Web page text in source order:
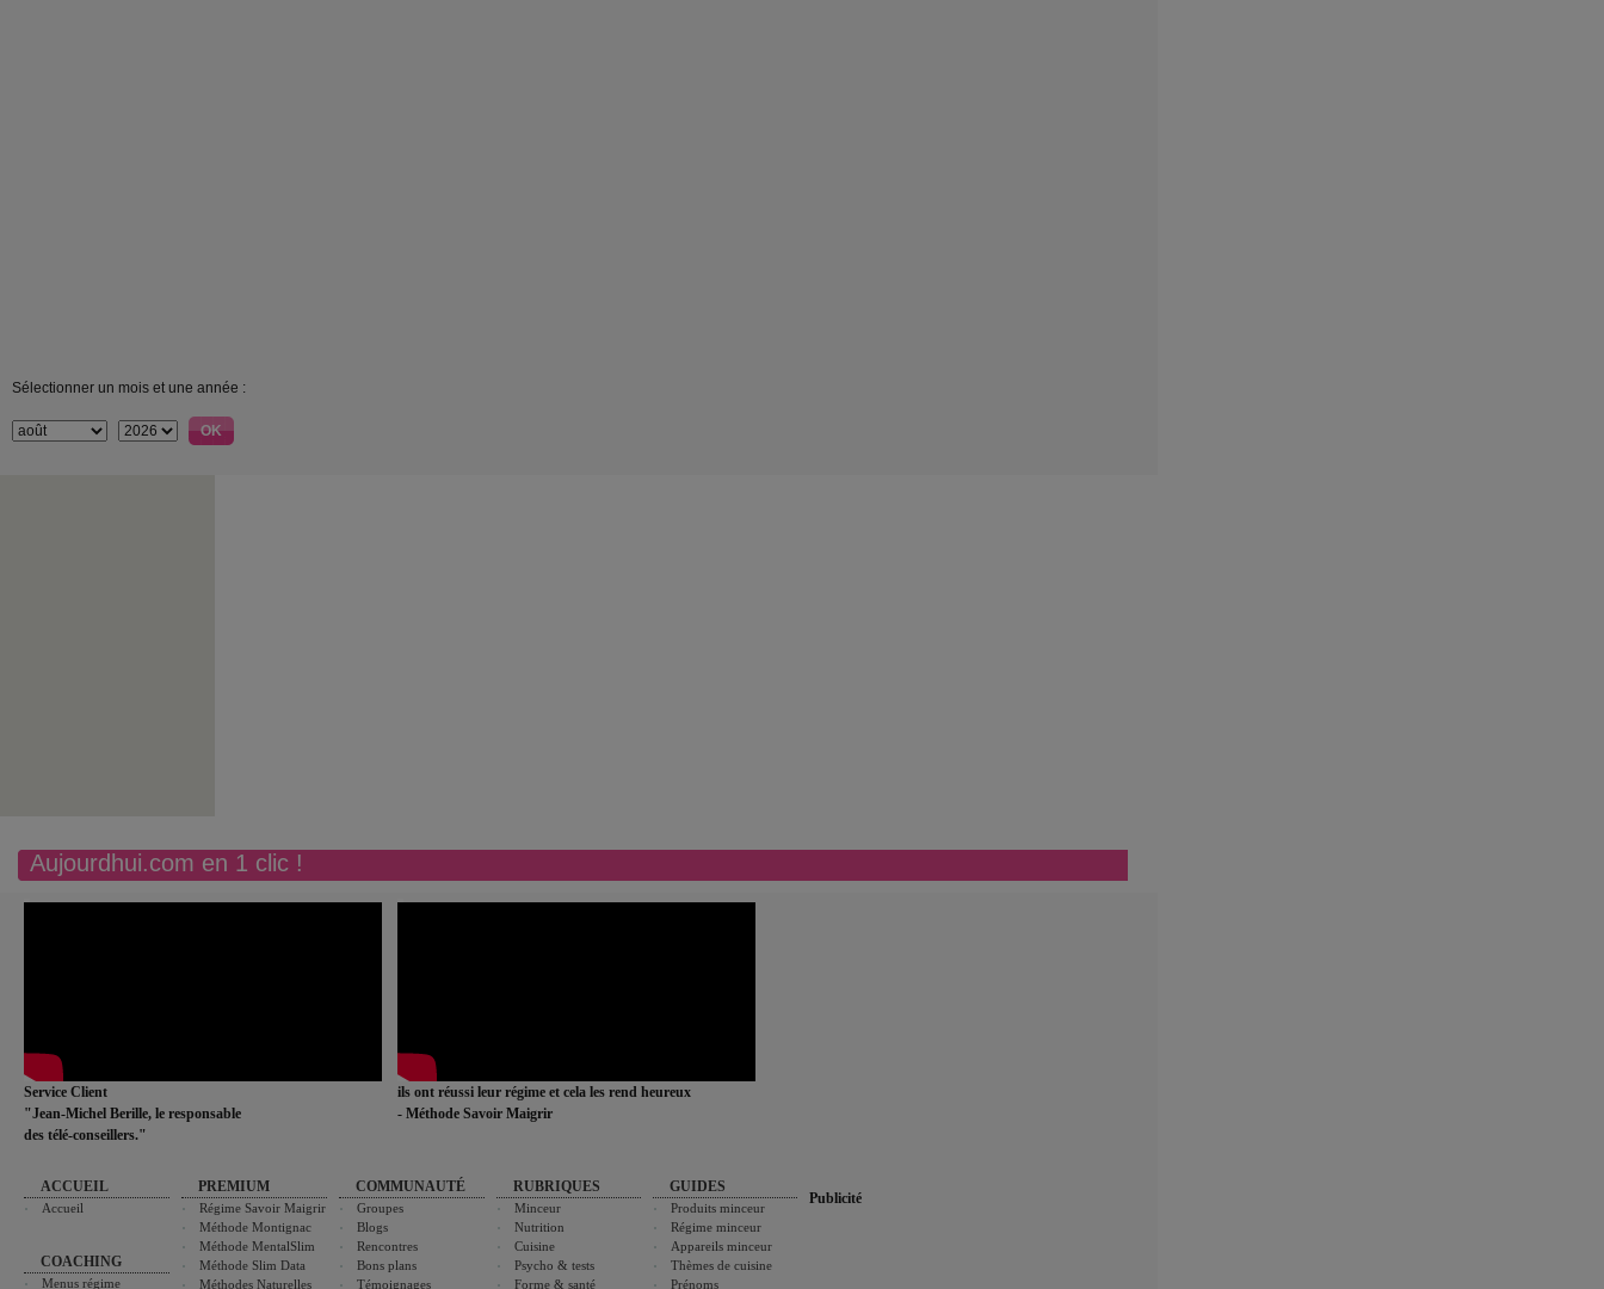
Sélectionner un mois et une année :
Aujourdhui.com en 1 clic !
Service Client
"Jean-Michel Berille, le responsable
des télé-conseillers."
ils ont réussi leur régime et cela les rend heureux
- Méthode Savoir Maigrir
ACCUEIL
Accueil
COACHING
Menus régime
PREMIUM
Régime Savoir Maigrir
Méthode Montignac
Méthode MentalSlim
Méthode Slim Data
Méthodes Naturelles
COMMUNAUTÉ
Groupes
Blogs
Rencontres
Bons plans
Témoignages
RUBRIQUES
Minceur
Nutrition
Cuisine
Psycho & tests
Forme & santé
GUIDES
Produits minceur
Régime minceur
Appareils minceur
Thèmes de cuisine
Prénoms
Publicité